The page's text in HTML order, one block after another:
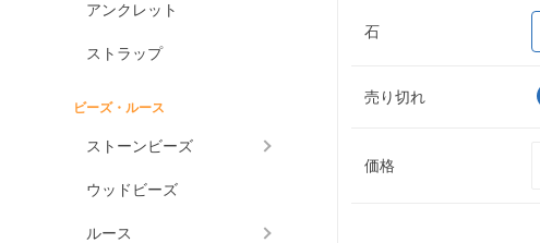
アンクレット
ストラップ
ビーズ・ルース
ストーンビーズ
ウッドビーズ
ルース
石
売り切れ
価格